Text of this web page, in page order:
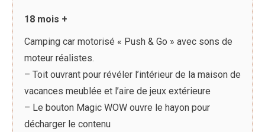
18 mois +
Camping car motorisé « Push & Go » avec sons de
moteur réalistes.
– Toit ouvrant pour révéler l’intérieur de la maison de
vacances meublée et l’aire de jeux extérieure
– Le bouton Magic WOW ouvre le hayon pour
décharger le contenu